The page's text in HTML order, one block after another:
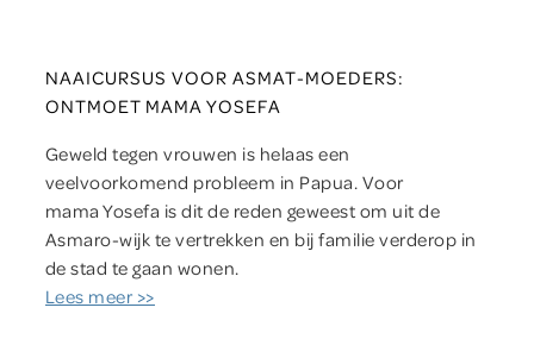
NAAICURSUS VOOR ASMAT-MOEDERS:
ONTMOET MAMA YOSEFA
Geweld tegen vrouwen is helaas een
veelvoorkomend probleem in Papua. Voor
mama Yosefa is dit de reden geweest om uit de
Asmaro-wijk te vertrekken en bij familie verderop in
de stad te gaan wonen.
Lees meer >>